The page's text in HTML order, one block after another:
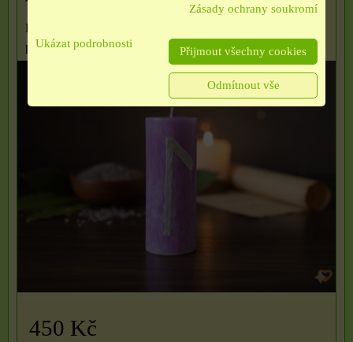
Barva: Levandulová, Vůně: Eukalyptus, Velikost: válec
průměr 6,7...
450 Kč
Zásady ochrany soukromí
Ukázat podrobnosti
Přijmout všechny cookies
Odmítnout vše